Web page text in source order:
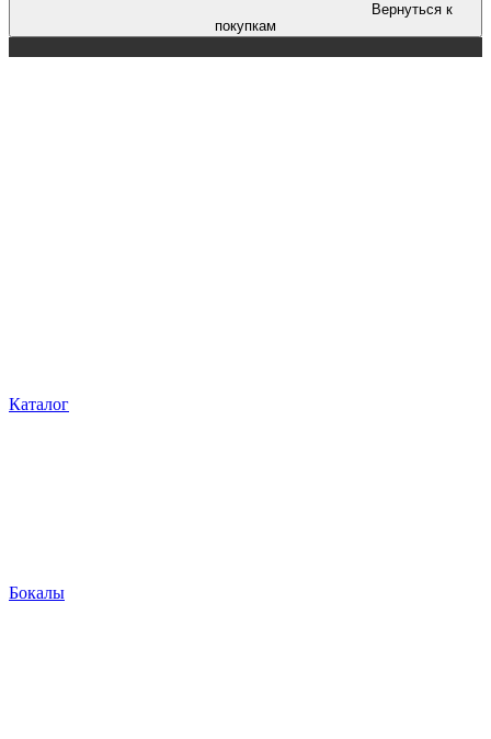
Вернуться к
покупкам
Каталог
Бокалы